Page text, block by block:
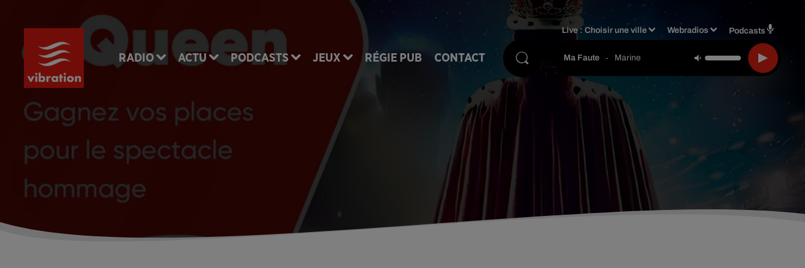
RADIO ACTU PODCASTS JEUX RÉGIE PUB CONTACT
Live :Choisir une ville Webradios Podcasts
Ma Faute - Marine